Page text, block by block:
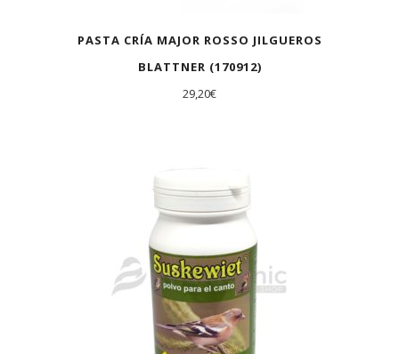
PASTA CRÍA MAJOR ROSSO JILGUEROS
BLATTNER (170912)
29,20€